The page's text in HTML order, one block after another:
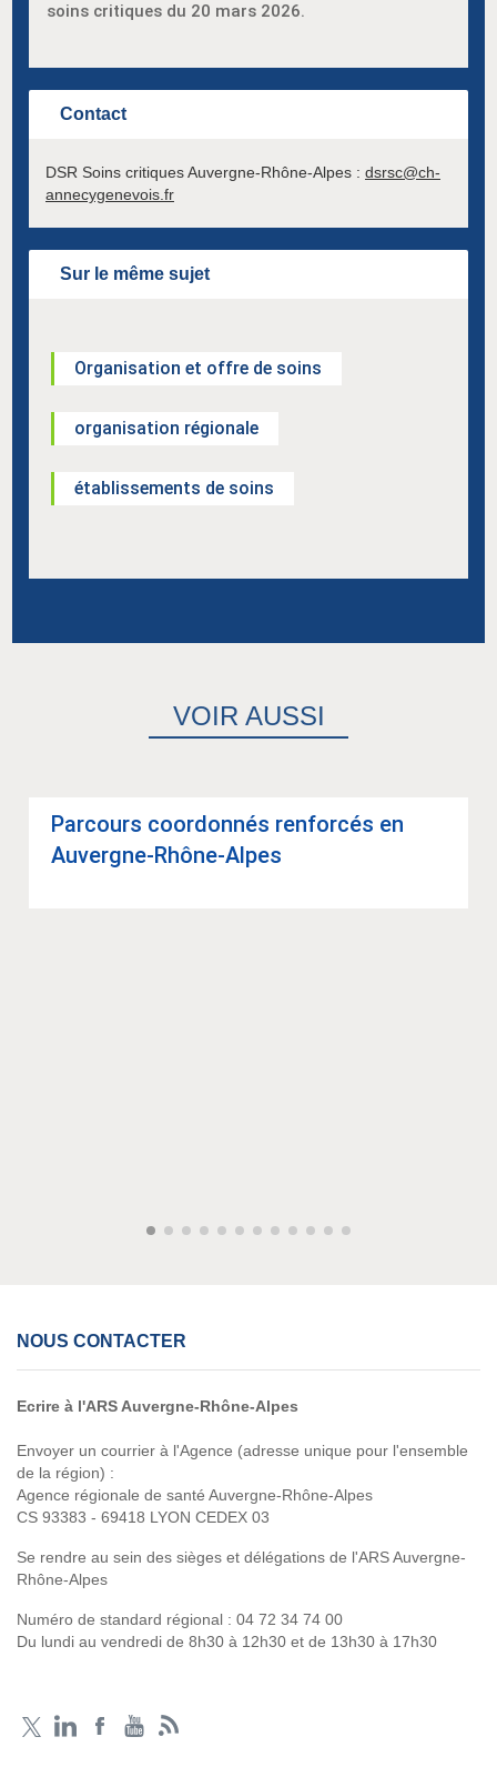
soins critiques du 20 mars 2026.
Contact
DSR Soins critiques Auvergne-Rhône-Alpes : dsrsc@ch-
annecygenevois.fr
Sur le même sujet
Organisation et offre de soins
organisation régionale
établissements de soins
VOIR AUSSI
Par­cours coor­don­nés ren­for­cés en
Auvergne-Rhône-Alpes
NOUS CONTACTER
Ecrire à l'ARS Auvergne-Rhône-Alpes
Envoyer un courrier à l'Agence (adresse unique pour l'ensemble
de la région) :
Agence régionale de santé Auvergne-Rhône-Alpes
CS 93383 - 69418 LYON CEDEX 03
Se rendre au sein des sièges et délégations de l'ARS Auvergne-
Rhône-Alpes
Numéro de standard régional : 04 72 34 74 00
Du lundi au vendredi de 8h30 à 12h30 et de 13h30 à 17h30